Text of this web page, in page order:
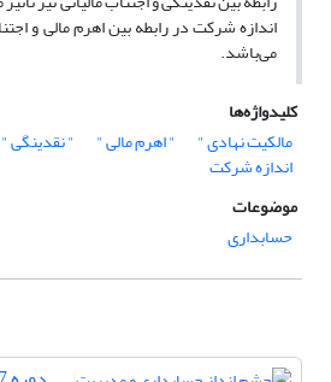
اندازه شرکت در رابطه بین اهرم مالی و
می‌باشد.
کلیدواژه‌ها
مالکیت نهادی "
" اهرم مالی " " نقدینگی "
اندازه شرکت
موضوعات
حسابداری